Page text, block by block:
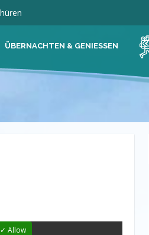
ÜBERNACHTEN & GENIESSEN
✓ Allow